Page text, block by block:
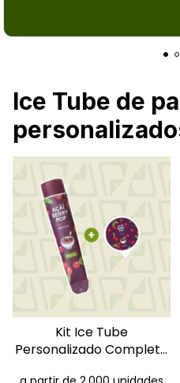
Ice Tube de
Kit Ice Tube
Personalizado Completo